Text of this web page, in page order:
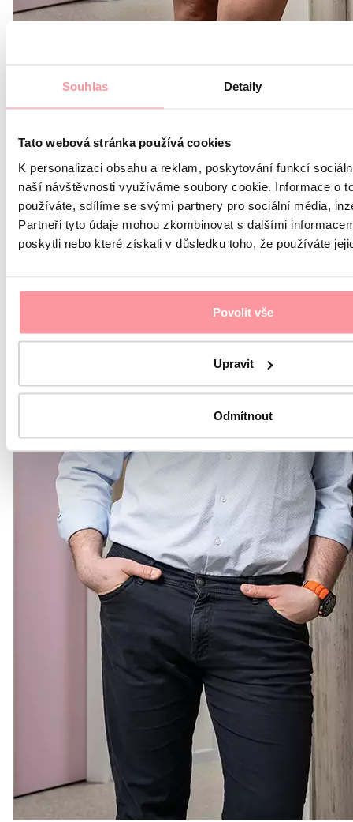
Souhlas Detaily
Tato webová stránka používá cookies
K personalizaci obsahu a reklam, poskytování funkcí
naší návštěvnosti využíváme soubory cookie. Informace o
používáte, sdílíme se svými partnery pro sociální média,
Partneři tyto údaje mohou zkombinovat s dalšími
poskytli nebo které získali v důsledku toho, že používáte
Povolit vše
Upravit
Odmítnout